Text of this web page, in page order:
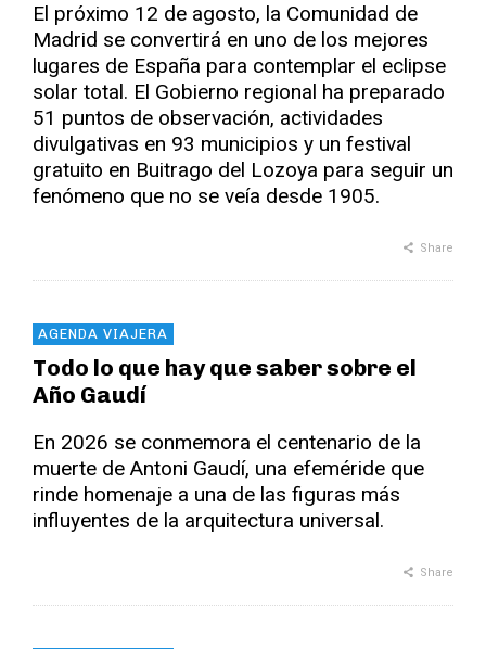
El próximo 12 de agosto, la Comunidad de
Madrid se convertirá en uno de los mejores
lugares de España para contemplar el eclipse
solar total. El Gobierno regional ha preparado
51 puntos de observación, actividades
divulgativas en 93 municipios y un festival
gratuito en Buitrago del Lozoya para seguir un
fenómeno que no se veía desde 1905.
Share
AGENDA VIAJERA
Todo lo que hay que saber sobre el
Año Gaudí
En 2026 se conmemora el centenario de la
muerte de Antoni Gaudí, una efeméride que
rinde homenaje a una de las figuras más
influyentes de la arquitectura universal.
Share